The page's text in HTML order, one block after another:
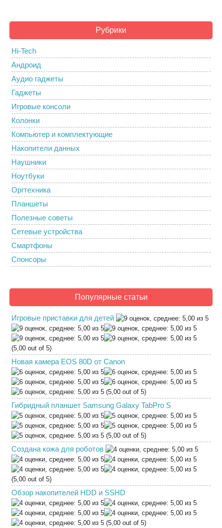
Рубрики
Hi-Tech
Андроид
Аудио гаджеты
Гаджеты
Игровые консоли
Колонки
Компьютер и комплектующие
Накопители данных
Наушники
Ноутбуки
Оргтехника
Планшеты
Полезные советы
Сетевые устройства
Смартфоны
Спонсоры
Популярные статьи
Игровые приставки для детей
(5,00 out of 5)
Новая камера EOS 80D от Canon
(5,00 out of 5)
Гибридный планшет Samsung Galaxy TabPro S
(5,00 out of 5)
Создана кожа для роботов
(5,00 out of 5)
Обзор накопителей HDD и SSHD
(5,00 out of 5)